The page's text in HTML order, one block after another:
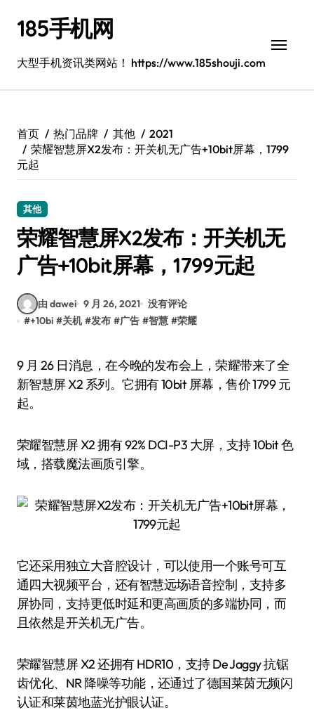
185手机网
大型手机资讯类网站！ https://www.185shouji.com
首页 热门品牌 其他
2021
荣耀智慧屏X2发布：开关机无广告+10bit屏幕，1799
元起
其他
荣耀智慧屏X2发布：开关机无
广告+10bit屏幕，1799元起
由 dawei 9 月 26, 2021 没有评论
#+10bi #关机 #发布 #广告 #智慧 #荣耀
9 月 26 日消息，在今晚的发布会上，荣耀带来了全
新智慧屏 X2 系列。它拥有 10bit 屏幕，售价 1799 元
起。
荣耀智慧屏 X2 拥有 92% DCI-P3 大屏，支持 10bit 色
域，搭载魔法画质引擎。
它还采用独立大音腔设计，可以使用一个账号可互
通四大视频平台，还有智慧远场语音控制，支持多
屏协同，支持更低时延和更高画质的多端协同，而
且依然是开关机无广告。
荣耀智慧屏 X2 还拥有 HDR10，支持 De Jaggy 抗锯
齿优化、NR 降噪等功能，还通过了德国莱茵无频闪
认证和莱茵地蓝光护眼认证。